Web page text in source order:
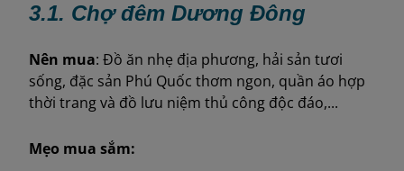
3.1. Chợ đêm Dương Đông
Nên mua: Đồ ăn nhẹ địa phương, hải sản tươi
sống, đặc sản Phú Quốc thơm ngon, quần áo hợp
thời trang và đồ lưu niệm thủ công độc đáo,...
Mẹo mua sắm: